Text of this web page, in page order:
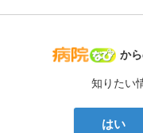
病院
か
知りたい
はい